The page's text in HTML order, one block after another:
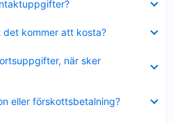
det kommer att kosta?
när sker
eller förskottsbetalning?